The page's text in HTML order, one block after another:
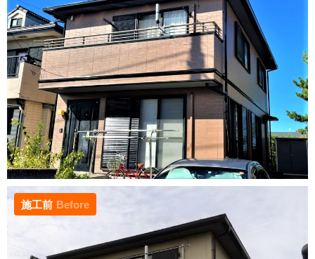
施工前 Before